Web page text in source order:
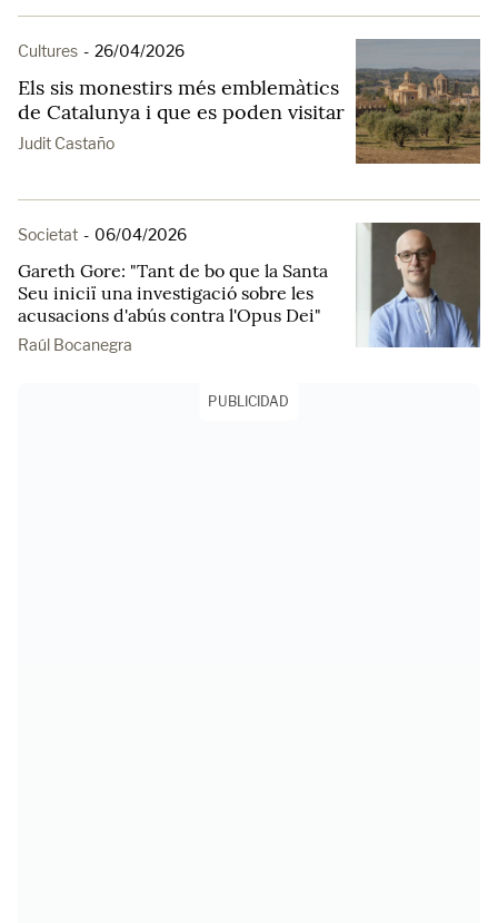
Cultures - 26/04/2026
Els sis monestirs més emblemàtics
de Catalunya i que es poden visitar
Judit Castaño
Societat - 06/04/2026
Gareth Gore: "Tant de bo que la Santa
Seu iniciï una investigació sobre les
acusacions d'abús contra l'Opus Dei"
Raúl Bocanegra
PUBLICIDAD